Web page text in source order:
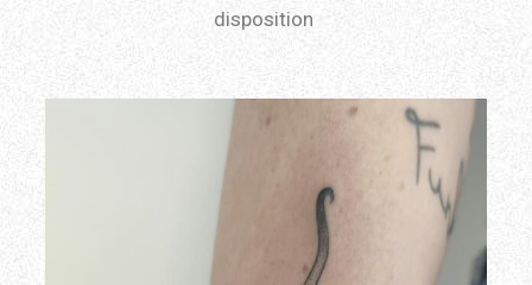
disposition